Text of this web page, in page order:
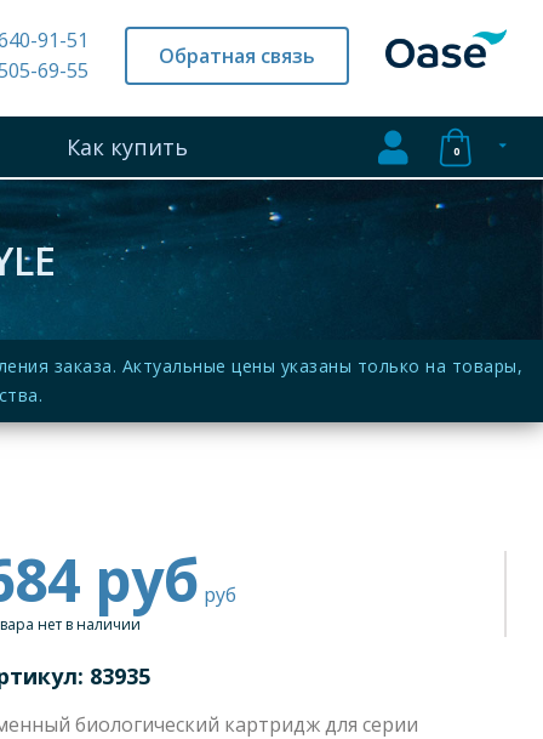
91-51
69-55
Обратная связь
Как купить 0
заказа. Актуальные цены указаны только на товары,
руб руб
нет в наличии
83935
биологический картридж для серии